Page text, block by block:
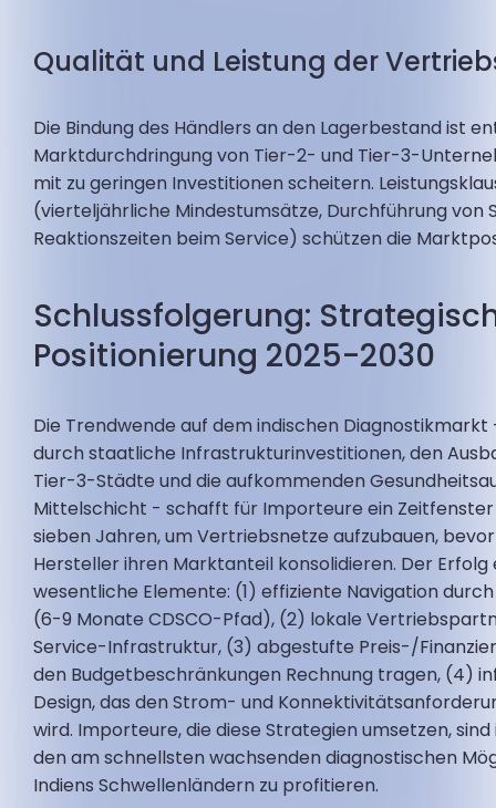
Qualität und Leistung der
Die Bindung des Händlers an den Lagerbestand ist
Marktdurchdringung von Tier-2- und Tier-3-
mit zu geringen Investitionen scheitern.
(vierteljährliche Mindestumsätze, Durchführung von
Reaktionszeiten beim Service) schützen die
Schlussfolgerung:
Positionierung 2025-2030
Die Trendwende auf dem indischen
durch staatliche Infrastrukturinvestitionen, den
Tier-3-Städte und die aufkommenden
Mittelschicht - schafft für Importeure ein
sieben Jahren, um Vertriebsnetze aufzubauen,
Hersteller ihren Marktanteil konsolidieren. Der
wesentliche Elemente: (1) effiziente Navigation
(6-9 Monate CDSCO-Pfad), (2) lokale
Service-Infrastruktur, (3) abgestufte Preis-/
den Budgetbeschränkungen Rechnung tragen, (4)
Design, das den Strom- und
wird. Importeure, die diese Strategien umsetzen, sind
den am schnellsten wachsenden diagnostischen
Indiens Schwellenländern zu profitieren.